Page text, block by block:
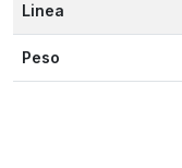
Linea
Peso